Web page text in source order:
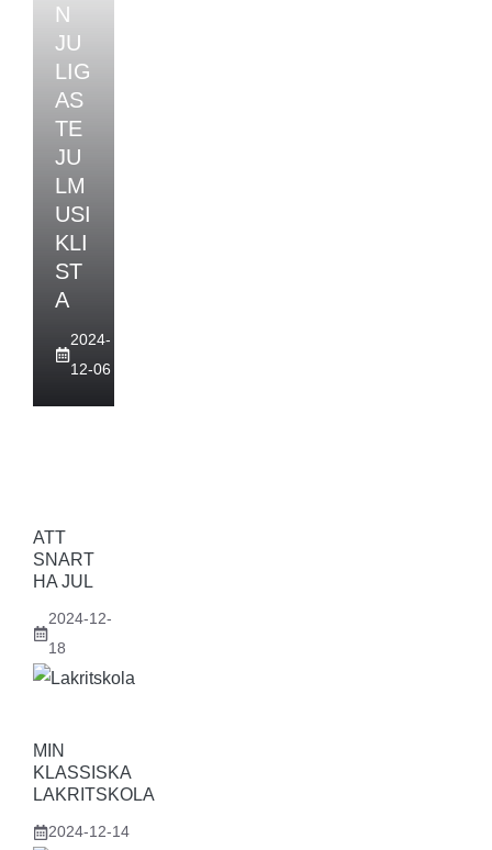
N
JU
LIG
AS
TE
JU
LM
USI
KLI
ST
A
2024-
12-06
ATT
SNART
HA JUL
2024-12-
18
MIN
KLASSISKA
LAKRITSKOLA
2024-12-14